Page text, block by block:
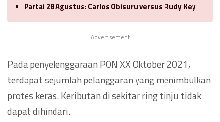
Partai 28 Agustus: Carlos Obisuru versus Rudy Key
Advertisement
Pada penyelenggaraan PON XX Oktober 2021,
terdapat sejumlah pelanggaran yang menimbulkan
protes keras. Keributan di sekitar ring tinju tidak
dapat dihindari.